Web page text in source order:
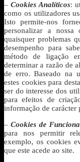
–Cookies Analíticos:
como os utilizadores
Isto permite-nos
personalizar a
quaisquer problemas
desempenho para
método de ligação
determinar a razão de
de erro. Baseado na
estes cookies para
ser do interesse dos
para efeitos de
informação de carácter
– Cookies de
para nos permitir
exemplo, os cookies
que este acede ao site.